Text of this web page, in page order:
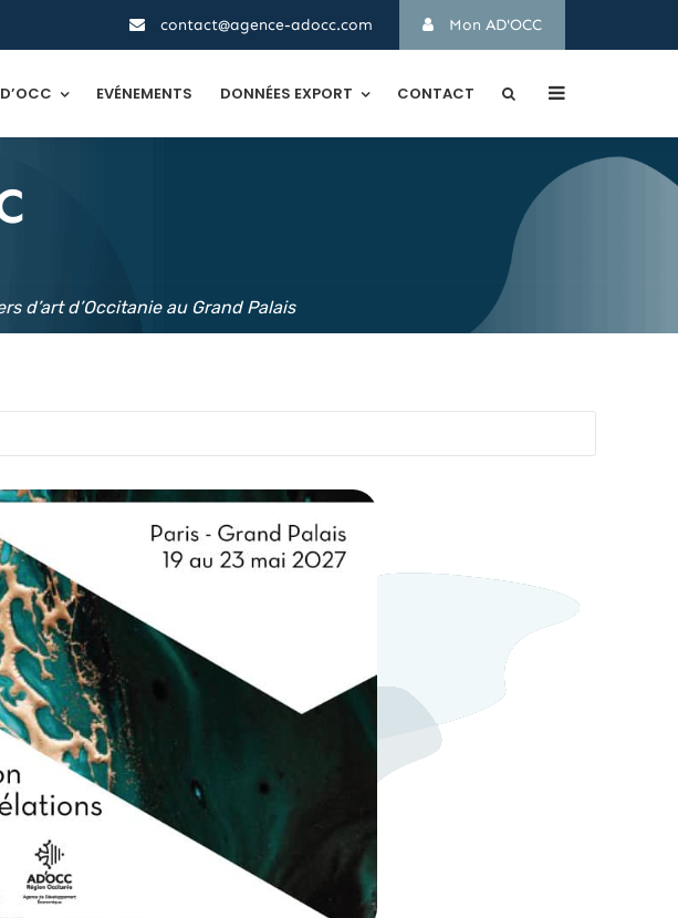
contact@agence-adocc.com Mon AD'OCC
EVÉNEMENTS DONNÉES EXPORT CONTACT
d’art d’Occitanie au Grand Palais